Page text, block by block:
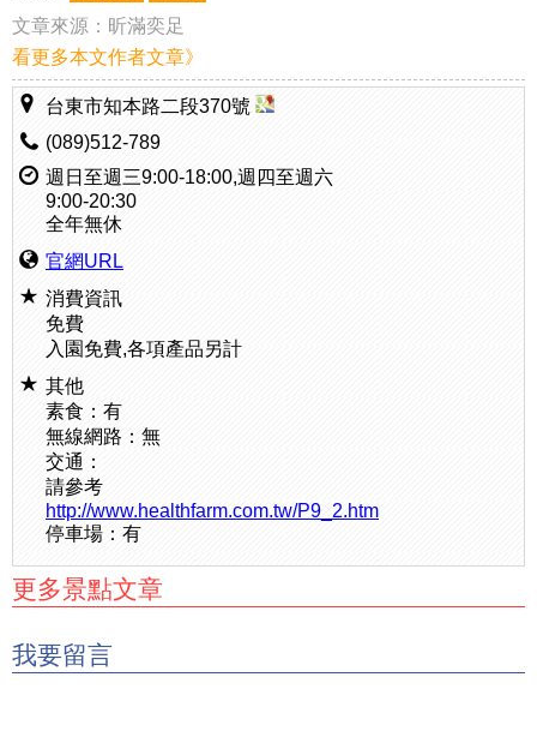
文章來源： 昕滿奕足
看更多本文作者文章》
台東市知本路二段370號
(089)512-789
週日至週三9:00-18:00,週四至週六
9:00-20:30
全年無休
官網URL
消費資訊
免費
入園免費,各項產品另計
其他
素食：有
無線網路：無
交通：
請參考
http://www.healthfarm.com.tw/P9_2.htm
停車場：有
更多景點文章
我要留言